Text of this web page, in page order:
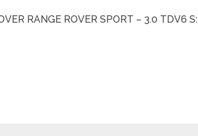
RANGE ROVER SPORT – 3.0 TDV6 S: